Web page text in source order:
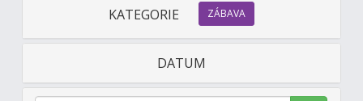
KATEGORIE ZÁBAVA
DATUM